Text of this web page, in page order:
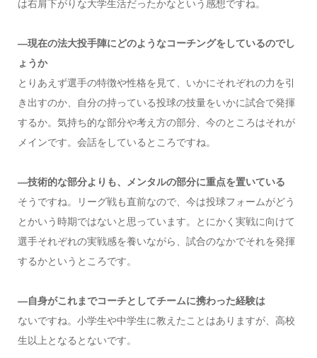
は右肩下がりな大学生活だったかなという感想ですね。
―現在の法大投手陣にどのようなコーチングをしているのでし
ょうか
とりあえず選手の特徴や性格を見て、いかにそれぞれの力を引
き出すのか、自分の持っている投球の技量をいかに試合で発揮
するか。気持ち的な部分や考え方の部分、今のところはそれが
メインです。会話をしているところですね。
―技術的な部分よりも、メンタルの部分に重点を置いている
そうですね。リーグ戦も直前なので、今は投球フォームがどう
とかいう時期ではないと思っています。とにかく実戦に向けて
選手それぞれの実戦感を養いながら、試合のなかでそれを発揮
するかというところです。
―自身がこれまでコーチとしてチームに携わった経験は
ないですね。小学生や中学生に教えたことはありますが、高校
生以上となるとないです。